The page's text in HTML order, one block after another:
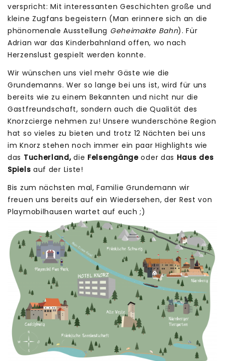
verspricht: Mit interessanten Geschichten große und
kleine Zugfans begeistern (Man erinnere sich an die
phänomenale Ausstellung Geheimakte Bahn). Für
Adrian war das Kinderbahnland offen, wo nach
Herzenslust gespielt werden konnte.
Wir wünschen uns viel mehr Gäste wie die
Grundemanns. Wer so lange bei uns ist, wird für uns
bereits wie zu einem Bekannten und nicht nur die
Gastfreundschaft, sondern auch die Qualität des
Knorzcierge nehmen zu! Unsere wunderschöne Region
hat so vieles zu bieten und trotz 12 Nächten bei uns
im Knorz stehen noch immer ein paar Highlights wie
das Tucherland,die Felsengängeoder das Haus des
Spiels auf der Liste!
Bis zum nächsten mal, Familie Grundemann wir
freuen uns bereits auf ein Wiedersehen, der Rest von
Playmobilhausen wartet auf euch ;)